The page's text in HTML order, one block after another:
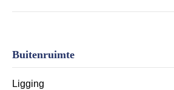
Buitenruimte
Ligging